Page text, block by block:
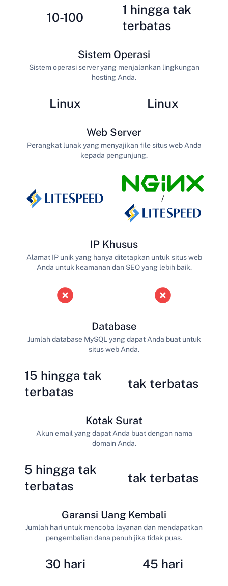
10-100
1 hingga tak
terbatas
Linux
Sistem Operasi
Sistem operasi server yang menjalankan lingkungan
hosting Anda.
Linux
Web Server
Perangkat lunak yang menyajikan file situs web Anda
kepada pengunjung.
/
IP Khusus
Alamat IP unik yang hanya ditetapkan untuk situs web
Anda untuk keamanan dan SEO yang lebih baik.
15 hingga tak
terbatas
Database
Jumlah database MySQL yang dapat Anda buat untuk
situs web Anda.
tak terbatas
5 hingga tak
terbatas
Kotak Surat
Akun email yang dapat Anda buat dengan nama
domain Anda.
tak terbatas
30 hari
Garansi Uang Kembali
Jumlah hari untuk mencoba layanan dan mendapatkan
pengembalian dana penuh jika tidak puas.
45 hari